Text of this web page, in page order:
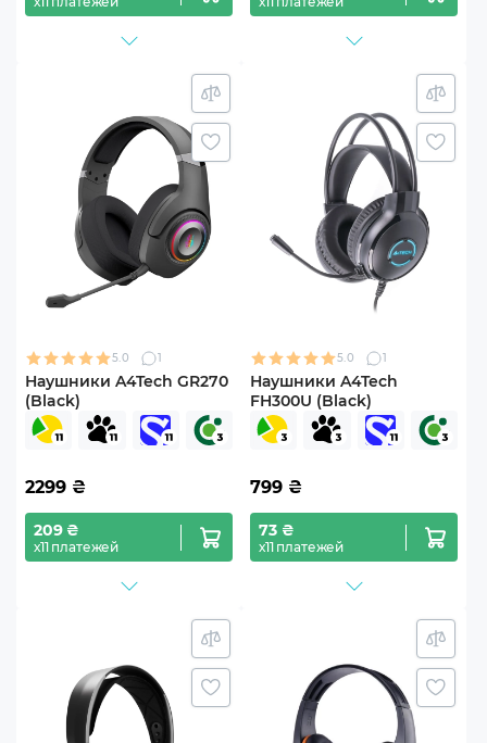
5.0 1
Наушники A4Tech GR270
(Black)
2299 ₴
209 ₴
х11 платежей
5.0 1
Наушники A4Tech
FH300U (Black)
799 ₴
73 ₴
х11 платежей